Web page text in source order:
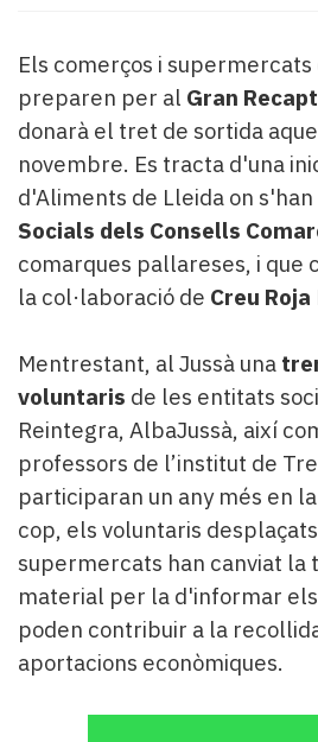
Contingut
patrocinat
Lo
llegit...
Editorial
Els comerços i
preparen per al Gran
donarà el tret de sortida
novembre. Es tracta d'una
d'Aliments de Lleida on
Socials dels Consells
comarques pallareses, i que
la col·laboració de Creu Roja
Mentrestant, al Jussà una
voluntaris de les entitats
Reintegra, AlbaJussà, així
professors de l’institut de
participaran un any més en
cop, els voluntaris
supermercats han canviat la
material per la d'informar
poden contribuir a la
aportacions econòmiques.